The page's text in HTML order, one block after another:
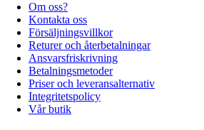
Om oss?
Kontakta oss
Försäljningsvillkor
Returer och återbetalningar
Ansvarsfriskrivning
Betalningsmetoder
Priser och leveransalternativ
Integritetspolicy
Vår butik